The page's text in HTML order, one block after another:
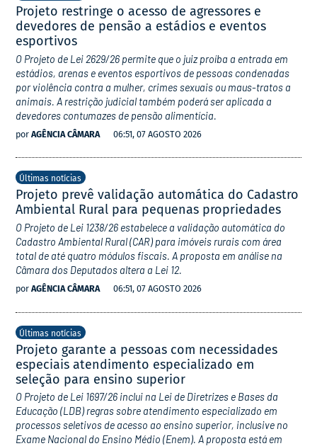
Projeto restringe o acesso de agressores e
devedores de pensão a estádios e eventos
esportivos
O Projeto de Lei 2629/26 permite que o juiz proíba a entrada em
estádios, arenas e eventos esportivos de pessoas condenadas
por violência contra a mulher, crimes sexuais ou maus-tratos a
animais. A restrição judicial também poderá ser aplicada a
devedores contumazes de pensão alimentícia.
por AGÊNCIA CÂMARA 06:51, 07 AGOSTO 2026
Últimas notícias
Projeto prevê validação automática do Cadastro
Ambiental Rural para pequenas propriedades
O Projeto de Lei 1238/26 estabelece a validação automática do
Cadastro Ambiental Rural (CAR) para imóveis rurais com área
total de até quatro módulos fiscais. A proposta em análise na
Câmara dos Deputados altera a Lei 12.
por AGÊNCIA CÂMARA 06:51, 07 AGOSTO 2026
Últimas notícias
Projeto garante a pessoas com necessidades
especiais atendimento especializado em
seleção para ensino superior
O Projeto de Lei 1697/26 inclui na Lei de Diretrizes e Bases da
Educação (LDB) regras sobre atendimento especializado em
processos seletivos de acesso ao ensino superior, inclusive no
Exame Nacional do Ensino Médio (Enem). A proposta está em